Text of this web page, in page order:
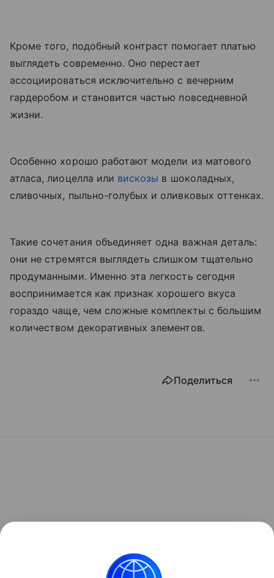
Кроме того, подобный контраст помогает платью
выглядеть современно. Оно перестает
ассоциироваться исключительно с вечерним
гардеробом и становится частью повседневной
жизни.
Особенно хорошо работают модели из матового
атласа, лиоцелла или вискозы в шоколадных,
сливочных, пыльно-голубых и оливковых оттенках.
Такие сочетания объединяет одна важная деталь:
они не стремятся выглядеть слишком тщательно
продуманными. Именно эта легкость сегодня
воспринимается как признак хорошего вкуса
гораздо чаще, чем сложные комплекты с большим
количеством декоративных элементов.
Поделиться